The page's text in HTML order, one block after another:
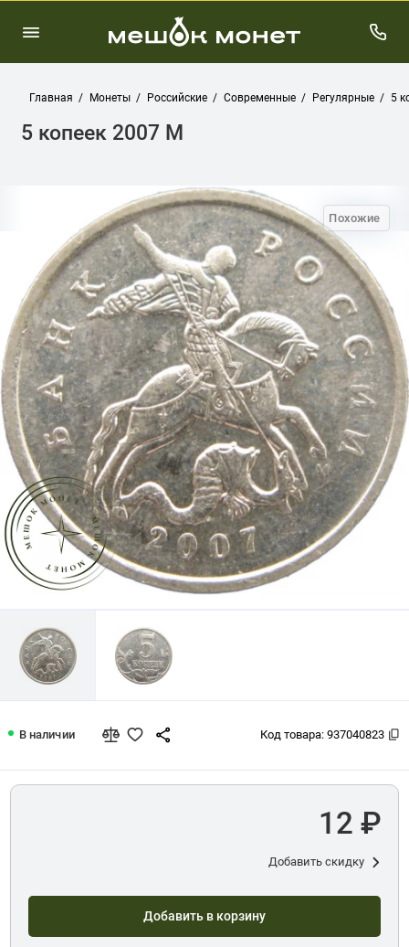
Главная Монеты Российские Современные Регулярные 5
5 копеек 2007 М
Похожие
В наличии Код товара: 937040823
12 ₽
Добавить скидку
Добавить в корзину